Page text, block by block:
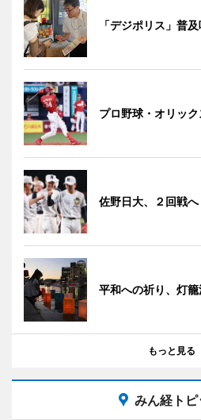
「デジポリス」普
プロ野球・オリッ
佐野日大、２回戦
平和への祈り、灯籠
もっと見る
みん経トピ